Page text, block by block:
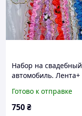
Набор на свадебный
автомобиль. Лента+
ручки авто
Готово к отправке
750₴